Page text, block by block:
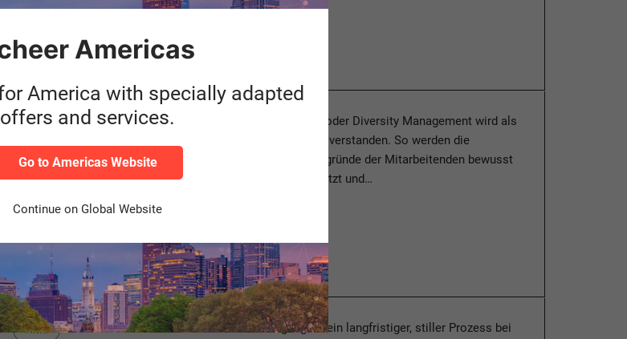
Category
HXM
Diversitätsmanagement oder Diversity Management wird als
Management der Vielfalt verstanden. So werden die
unterschiedlichen Hintergründe der Mitarbeitenden bewusst
vorteilhaftig/positiv genutzt und…
Weiterlesen
Category
HXM
Die innere Kündigung ist ein langfristiger, stiller Prozess bei
Americas
America with specially adapted
offers and services.
Go to Americas Website
Continue on Global Website